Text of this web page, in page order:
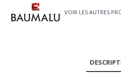
VOIR LES AUTRES